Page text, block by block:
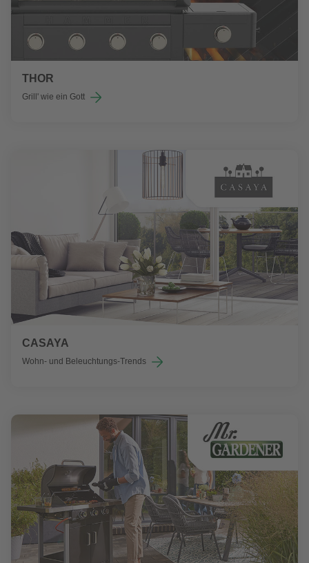
THOR
Grill' wie ein Gott
CASAYA
Wohn- und Beleuchtungs-Trends